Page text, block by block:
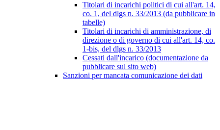
Titolari di incarichi politici di cui all'art. 14,
co. 1, del dlgs n. 33/2013 (da pubblicare in
tabelle)
Titolari di incarichi di amministrazione, di
direzione o di governo di cui all'art. 14, co.
1-bis, del dlgs n. 33/2013
Cessati dall'incarico (documentazione da
pubblicare sul sito web)
Sanzioni per mancata comunicazione dei dati